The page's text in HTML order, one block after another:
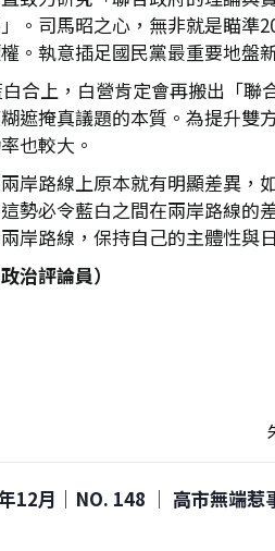
。司馬昭之心，無非就是瞄準
。執意插足國民黨最重要地盤
合上，白營肯定會再搬出「
遮掩真議題的本質。為提升雙
也較大。
岸路線上原本就有明顯差異，
勢必令藍白之間在兩岸路線的
岸路線，保持自己的主體性與
治評論員）
12月｜NO. 148 │ 高市無端惹